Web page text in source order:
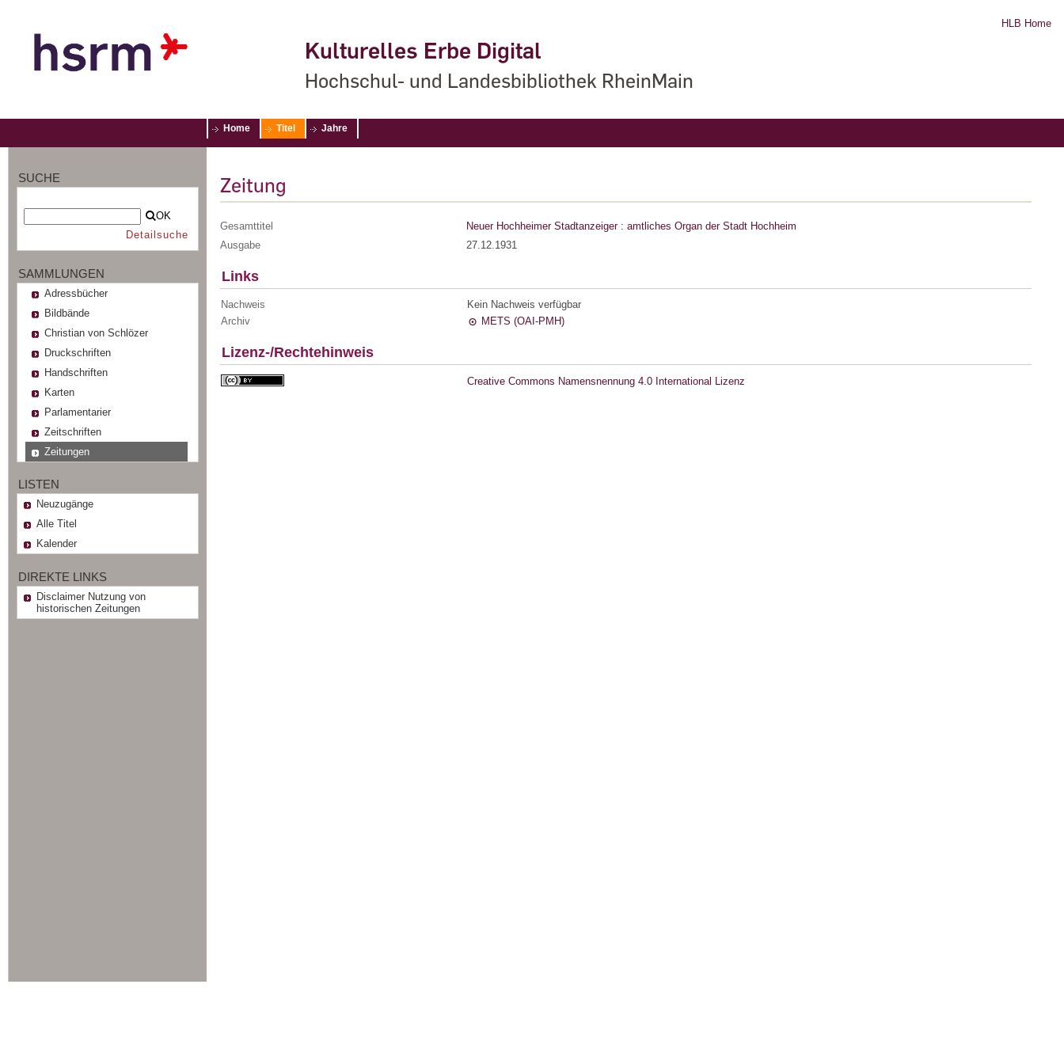
Kulturelles Erbe Digital
Hochschul- und Landesbibliothek RheinMain
HLB Home
Home Titel Jahre
SUCHE
OK
Detailsuche
SAMMLUNGEN
Adressbücher
Bildbände
Christian von Schlözer
Druckschriften
Handschriften
Karten
Parlamentarier
Zeitschriften
Zeitungen
LISTEN
Neuzugänge
Alle Titel
Kalender
DIREKTE LINKS
Disclaimer Nutzung von
historischen Zeitungen
Zeitung
Gesamttitel
Neuer Hochheimer Stadtanzeiger : amtliches Organ der Stadt Hochheim
Ausgabe
27.12.1931
Links
Nachweis
Kein Nachweis verfügbar
Archiv
METS (OAI-PMH)
Lizenz-/Rechtehinweis
Creative Commons Namensnennung 4.0 International Lizenz